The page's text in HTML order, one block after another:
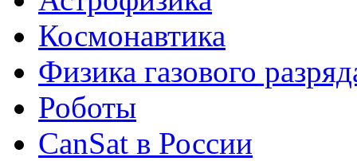
Космонавтика
Физика газового
Роботы
CanSat в России